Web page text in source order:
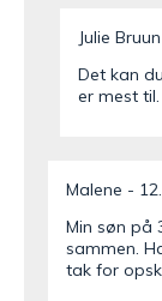
Julie Bruun
Det kan
er mest
Malene
Min søn på
sammen.
tak for